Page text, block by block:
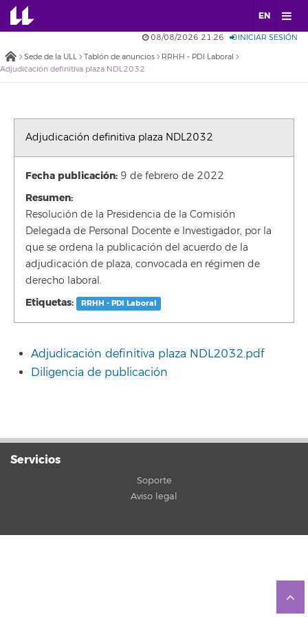
EN
08/08/2026 21:26 INICIAR SESIÓN
Sede de la ULL Tablón de anuncios
RRHH - PDI Laboral
Adjudicación definitiva plaza NDL2032
Adjudicación definitiva plaza NDL2032
Fecha publicación: 9 de febrero de 2022
Resumen:
Resolución de la Presidencia de la Comisión
Delegada de Personal Docente e Investigador, por la
que se ordena la publicación del acuerdo de la
adjudicación de plaza, convocada en régimen de
derecho laboral.
Etiquetas: RRHH - PDI Laboral
Adjudicación definitiva plaza NDL2032.pdf
Diligencia de publicación
Servicios
Soporte
Aviso legal